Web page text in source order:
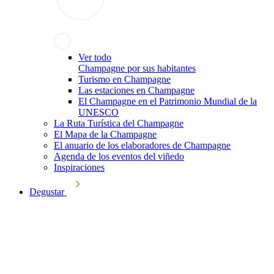
Ver todo
Champagne por sus habitantes
Turismo en Champagne
Las estaciones en Champagne
El Champagne en el Patrimonio Mundial de la
UNESCO
La Ruta Turística del Champagne
El Mapa de la Champagne
El anuario de los elaboradores de Champagne
Agenda de los eventos del viñedo
Inspiraciones
Degustar